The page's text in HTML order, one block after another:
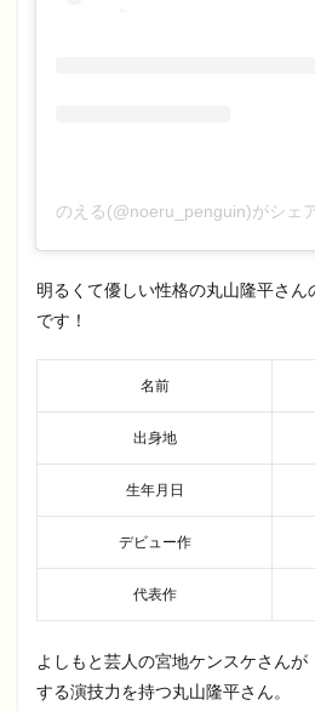
のえる(@noeru_penguin)がシェ
明るくて優しい性格の丸山隆平さん
です！
名前
出身地
生年月日
デビュー作
代表作
よしもと芸人の宮地ケンスケさん
する演技力を持つ丸山隆平さん。